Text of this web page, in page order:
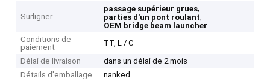
Surligner
passage supérieur grues,
parties d'un pont roulant,
OEM bridge beam launcher
Conditions de
paiement
TT, L / C
Délai de livraison
dans un délai de 2 mois
Détails d'emballage
nanked